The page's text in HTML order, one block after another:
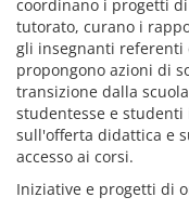
coordinano i progetti
tutorato, curano i
gli insegnanti
propongono azioni di
transizione dalla
studentesse e
sull'offerta didattica e
accesso ai corsi.
Iniziative e progetti di